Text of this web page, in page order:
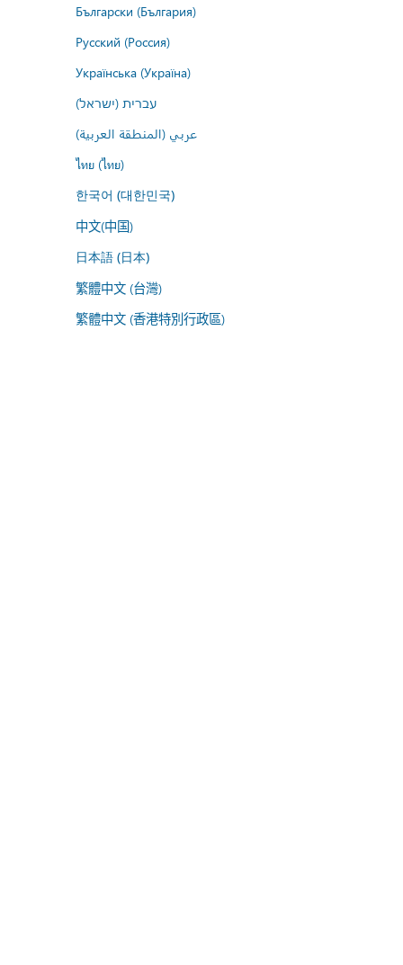
Български (България)
Русский (Россия)
Українська (Україна)
עברית (ישראל)
عربي (المنطقة العربية)
ไทย (ไทย)
한국어 (대한민국)
中文(中国)
日本語 (日本)
繁體中文 (台灣)
繁體中文 (香港特別行政區)